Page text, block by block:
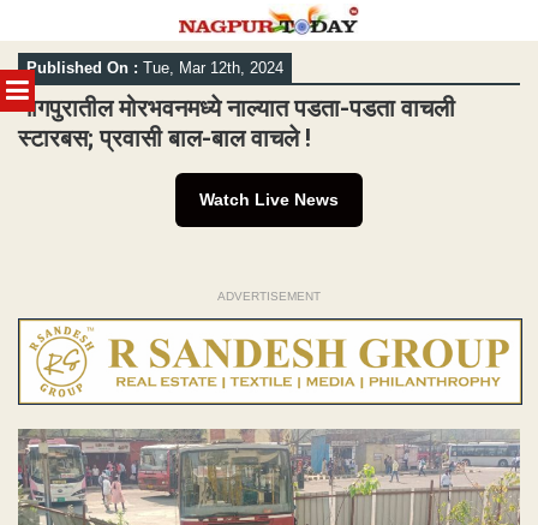
MENU
Skip
to
content
Published On : Tue, Mar 12th, 2024
नागपुरातील मोरभवनमध्ये नाल्यात पडता-पडता वाचली
स्टारबस; प्रवासी बाल-बाल वाचले !
Watch Live News
ADVERTISEMENT